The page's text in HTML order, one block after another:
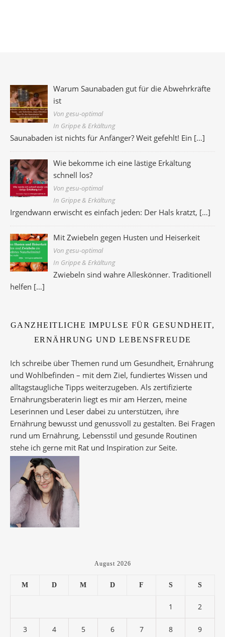
Warum Saunabaden gut für die Abwehrkräfte
ist
Von gesu-optimal
In Grippe & Erkältung
Saunabaden ist nichts für Anfänger? Weit gefehlt! Ein […]
Wie bekomme ich eine lästige Erkältung
schnell los?
Von gesu-optimal
In Grippe & Erkältung
Irgendwann erwischt es einfach jeden: Der Hals kratzt, […]
Mit Zwiebeln gegen Husten und Heiserkeit
Von gesu-optimal
In Grippe & Erkältung
Zwiebeln sind wahre Alleskönner. Traditionell
helfen […]
GANZHEITLICHE IMPULSE FÜR GESUNDHEIT,
ERNÄHRUNG UND LEBENSFREUDE
Ich schreibe über Themen rund um Gesundheit, Ernährung
und Wohlbefinden – mit dem Ziel, fundiertes Wissen und
alltagstaugliche Tipps weiterzugeben. Als zertifizierte
Ernährungsberaterin liegt es mir am Herzen, meine
Leserinnen und Leser dabei zu unterstützen, ihre
Ernährung bewusst und genussvoll zu gestalten. Bei Fragen
rund um Ernährung, Lebensstil und gesunde Routinen
stehe ich gerne mit Rat und Inspiration zur Seite.
August 2026
M D M D F S S
1 2
3 4 5 6 7 8 9